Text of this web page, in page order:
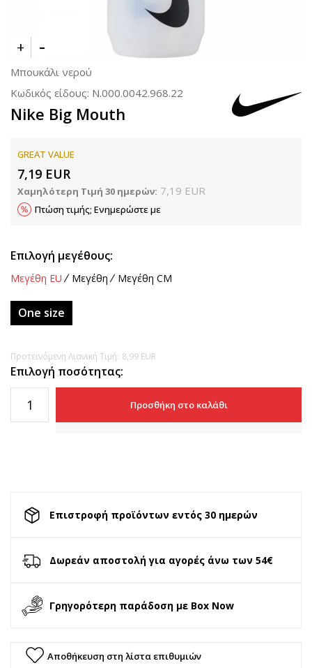
Μπουκάλι νερού
Κωδικός είδους: N.000.0042.968.22
Nike Big Mouth
GREAT VALUE
7,19 EUR
Χαμηλότερη Τιμή 30 ημερών: 7,19 EUR
Πτώση τιμής; Ενημερώστε με
Επιλογή μεγέθους:
Μεγέθη EU Μεγέθη Μεγέθη CM
One size
Προτεινόμενη Λιανική Τιμή: 8,99 EUR
Επιλογή ποσότητας:
Προσθήκη στο καλάθι
Επιστροφή προϊόντων εντός 30 ημερών
Δωρεάν αποστολή για αγορές άνω των 54€
Γρηγορότερη παράδοση με Box Now
Αποθήκευση στη λίστα επιθυμιών